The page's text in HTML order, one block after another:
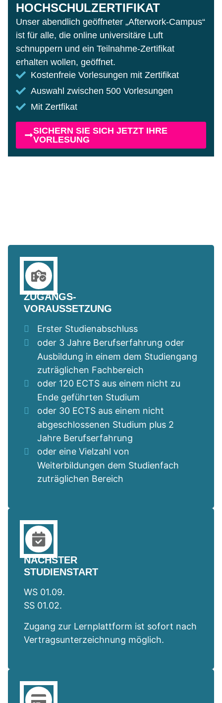
HOCHSCHULZERTIFIKAT
Unser abendlich geöffneter „Afterwork-Campus“
ist für alle, die online universitäre Luft
schnuppern und ein Teilnahme-Zertifikat
erhalten wollen, geöffnet.
Kostenfreie Vorlesungen mit Zertifikat
Auswahl zwischen 500 Vorlesungen
Mit Zertfikat
SICHERN SIE SICH JETZT IHRE
VORLESUNG
ZUGANGS-
VORAUSSETZUNG
Erster Studienabschluss
oder 3 Jahre Berufserfahrung oder
Ausbildung in einem dem Studiengang
zuträglichen Fachbereich
oder 120 ECTS aus einem nicht zu
Ende geführten Studium
oder 30 ECTS aus einem nicht
abgeschlossenen Studium plus 2
Jahre Berufserfahrung
oder eine Vielzahl von
Weiterbildungen dem Studienfach
zuträglichen Bereich
NÄCHSTER
STUDIENSTART
WS 01.09.
SS 01.02.
Zugang zur Lernplattform ist sofort nach
Vertragsunterzeichnung möglich.